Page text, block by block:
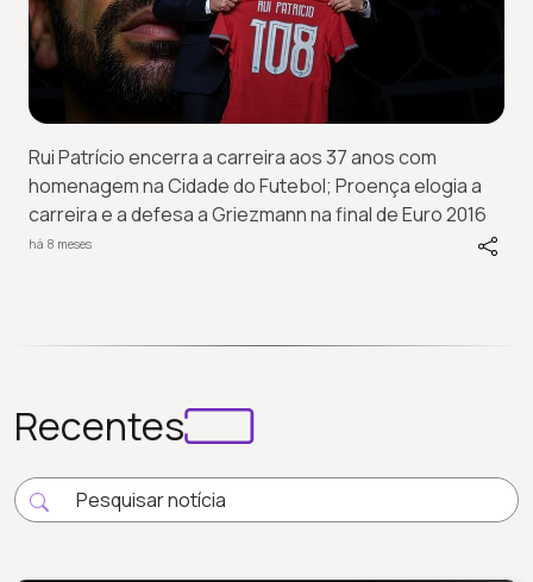
Rui Patrício encerra a carreira aos 37 anos com
homenagem na Cidade do Futebol; Proença elogia a
carreira e a defesa a Griezmann na final de Euro 2016
há 8 meses
Recentes